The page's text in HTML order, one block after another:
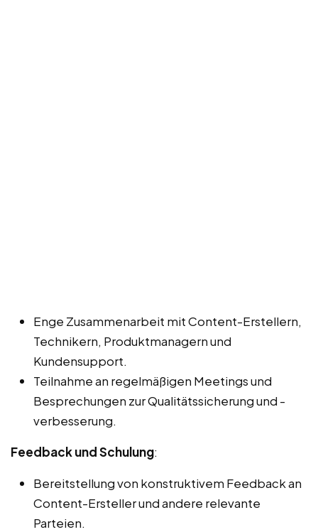
Enge Zusammenarbeit mit Content-Erstellern,
Technikern, Produktmanagern und
Kundensupport.
Teilnahme an regelmäßigen Meetings und
Besprechungen zur Qualitätssicherung und -
verbesserung.
Feedback und Schulung:
Bereitstellung von konstruktivem Feedback an
Content-Ersteller und andere relevante
Parteien.